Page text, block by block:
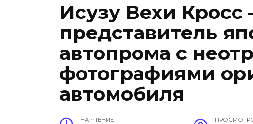
Исузу Вехи Кросс
представитель
автопрома с
фотографиями
автомобиля
НА ЧТЕНИЕ